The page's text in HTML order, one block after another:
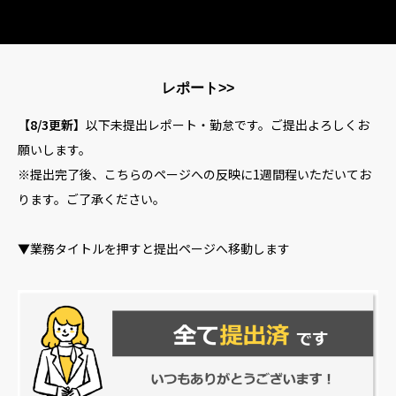
レポート>>
【8/3更新】 以下未提出レポート・勤怠です。ご提出よろしくお
願いします。
※提出完了後、こちらのページへの反映に1週間程いただいてお
ります。ご了承ください。
▼業務タイトルを押すと提出ページへ移動します
事業内容
お問い合わせ
プライバシーポリシー